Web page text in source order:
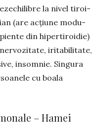
la nivel tiroi­
(are acțiune modu­
din hiperti­roi­die)
iritabilitate,
in­somnie. Singura
cu boala
– Hamei